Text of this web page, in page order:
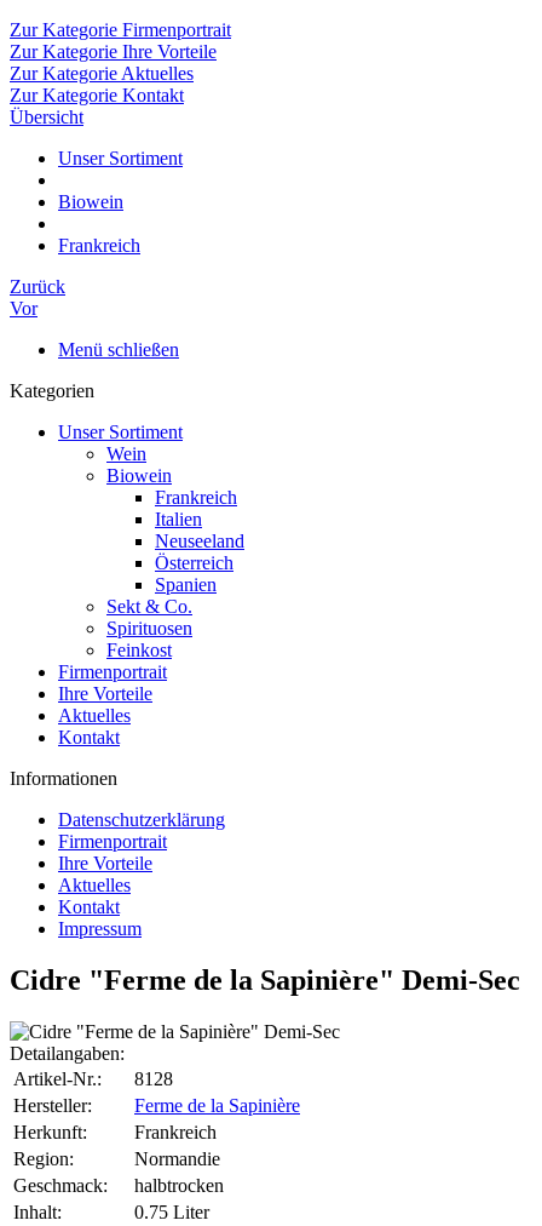
Zur Kategorie Firmenportrait
Zur Kategorie Ihre Vorteile
Zur Kategorie Aktuelles
Zur Kategorie Kontakt
Übersicht
Unser Sortiment
Biowein
Frankreich
Zurück
Vor
Menü schließen
Kategorien
Unser Sortiment
Wein
Biowein
Frankreich
Italien
Neuseeland
Österreich
Spanien
Sekt & Co.
Spirituosen
Feinkost
Firmenportrait
Ihre Vorteile
Aktuelles
Kontakt
Informationen
Datenschutzerklärung
Firmenportrait
Ihre Vorteile
Aktuelles
Kontakt
Impressum
Cidre "Ferme de la Sapinière" Demi-Sec
Detailangaben:
Artikel-Nr.:
8128
Hersteller:
Ferme de la Sapinière
Herkunft:
Frankreich
Region:
Normandie
Geschmack:
halbtrocken
Inhalt:
0.75 Liter